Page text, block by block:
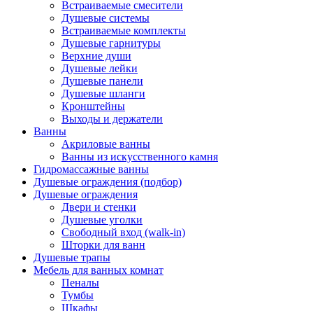
Встраиваемые смесители
Душевые системы
Встраиваемые комплекты
Душевые гарнитуры
Верхние души
Душевые лейки
Душевые панели
Душевые шланги
Кронштейны
Выходы и держатели
Ванны
Акриловые ванны
Ванны из искусственного камня
Гидромассажные ванны
Душевые ограждения (подбор)
Душевые ограждения
Двери и стенки
Душевые уголки
Свободный вход (walk-in)
Шторки для ванн
Душевые трапы
Мебель для ванных комнат
Пеналы
Тумбы
Шкафы